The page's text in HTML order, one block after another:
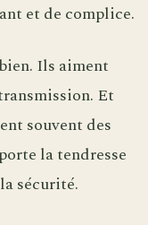
et de complice.
Ils aiment
Et
souvent des
la tendresse
sécurité.